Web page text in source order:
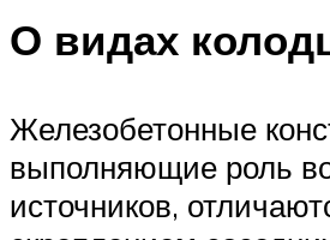
О видах
Железобетонные
выполняющие роль
источников,